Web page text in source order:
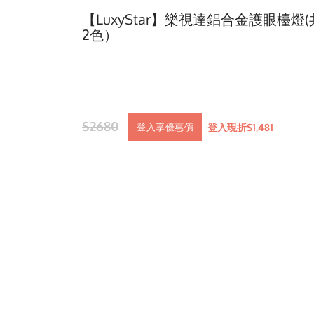
【LuxyStar】樂視達鋁合金護眼檯燈(
2色）
$2680 登入享優惠價 登入現折$1,481